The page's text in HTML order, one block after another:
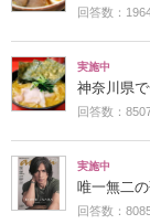
回答数：
実施中
神奈川県
回答数：
実施中
唯一無二
回答数：